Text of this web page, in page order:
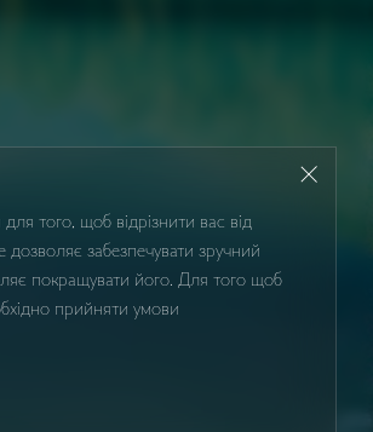
того, щоб відрізнити вас від
дозволяє забезпечувати зручний
покращувати його. Для того щоб
прийняти умови